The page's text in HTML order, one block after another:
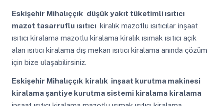
Eskişehir Mihalıççık düşük yakıt tüketimli ısıtıcı
mazot tasarruflu ısıtıcı kiralık mazotlu ısıtıcılar inşaat
ısıtıcı kiralama mazotlu kiralama kiralık ısımak ısıtıcı açık
alan ısıtıcı kiralama dış mekan ısıtıcı kiralama anında çözüm
için bize ulaşabilirsiniz.
Eskişehir Mihalıççık kiralık inşaat kurutma makinesi
kiralama şantiye kurutma sistemi kiralama kiralama